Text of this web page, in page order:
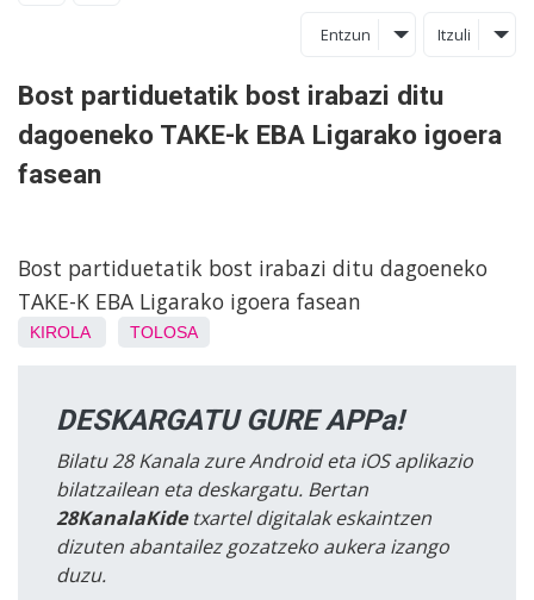
Entzun Itzuli
Bost partiduetatik bost irabazi ditu
dagoeneko TAKE-k EBA Ligarako igoera
fasean
Bost partiduetatik bost irabazi ditu dagoeneko
TAKE-K EBA Ligarako igoera fasean
KIROLA TOLOSA
DESKARGATU GURE APPa!
Bilatu 28 Kanala zure Android eta iOS aplikazio
bilatzailean eta deskargatu. Bertan
28KanalaKidetxartel digitalak eskaintzen
dizuten abantailez gozatzeko aukera izango
duzu.